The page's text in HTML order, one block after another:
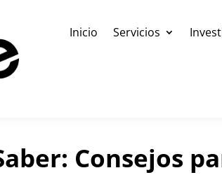
Inicio Servicios
Consejos